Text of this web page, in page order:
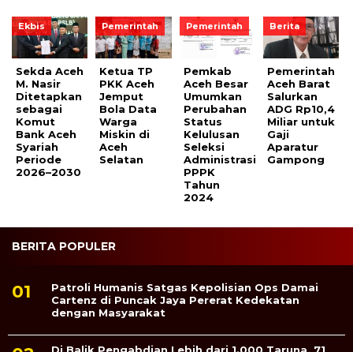
Ekbis
Sekda Aceh
M. Nasir
Ditetapkan
sebagai
Komut
Bank Aceh
Syariah
Periode
2026–2030
Pemerintah
Ketua TP
PKK Aceh
Jemput
Bola Data
Warga
Miskin di
Aceh
Selatan
Pemerintah
Pemkab
Aceh Besar
Umumkan
Perubahan
Status
Kelulusan
Seleksi
Administrasi
PPPK
Tahun
2024
Berita
Pemerintah
Aceh Barat
Salurkan
ADG Rp10,4
Miliar untuk
Gaji
Aparatur
Gampong
BERITA POPULER
Patroli Humanis Satgas Kepolisian Ops Damai
Cartenz di Puncak Jaya Pererat Kedekatan
dengan Masyarakat